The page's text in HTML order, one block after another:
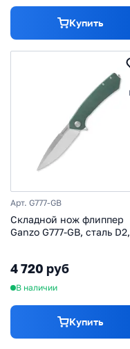
Купить
Арт. G777-GB
Складной нож флиппер
Ganzo G777-GB, сталь D2,
4 720 руб
В наличии
Купить